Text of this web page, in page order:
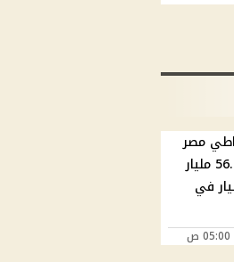
مصر
الأجنبي يقفز إلى 56.3 مليار
1.23 مليار في